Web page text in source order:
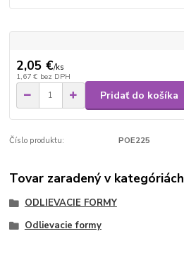
2,05 €/ks
1,67 € bez DPH
Pridať do košíka
Číslo produktu: POE225
Tovar zaradený v kategóriách
ODLIEVACIE FORMY
Odlievacie formy